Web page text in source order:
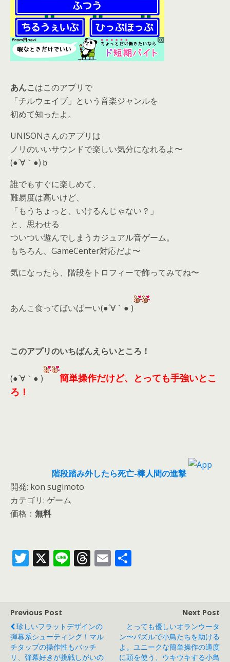
あんこはこのアプリで
「チルウェイブ」という音楽ジャンルを
初めて知ったよ。
UNISONさんのアプリは
ノリのいいサウンドで楽しい気分になれるよ〜
(●´∀｀●)ｂ
誰でもすぐに楽しめて、
難易度は高いけど、
「もうちょっと、いけるんじゃない？」
と、思わせる
ついつい遊んでしまうカジュアル音ゲーム。
もちろん、GameCenter対応だよ〜
気になったら、 階段をトロフィーで飾ってみてね〜
あんこ食ってばいばーい(●´∀｀● )
このアプリのいちばんえらいところ！
(●´∀｀● )
簡単操作だけど、とっても手強いとこ
ろ！
階段踏み外したら死亡-棒人間の進撃
開発: kon sugimoto
カテゴリ: ゲーム
価格： 無料
T
er
X Li T
d
s
E
Previous Post
珍しいフラットデザインの
弾幕系シューティング！マル
チタップの操作性もバッチ
リ、弾幕好きが挑戦しがいの
Next Post
とっても優しいオランウータ
ン〜パズルで小鳥たちを助ける
よ。ユニークな簡単操作の適度
に頭を使う、ウキウキする小鳥